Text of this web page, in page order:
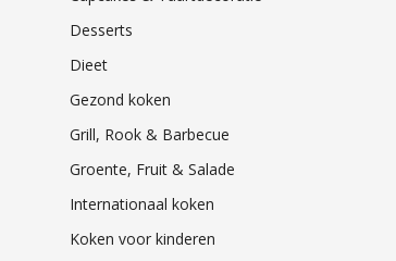
Desserts
Dieet
Gezond koken
Grill, Rook & Barbecue
Groente, Fruit & Salade
Internationaal koken
Koken voor kinderen